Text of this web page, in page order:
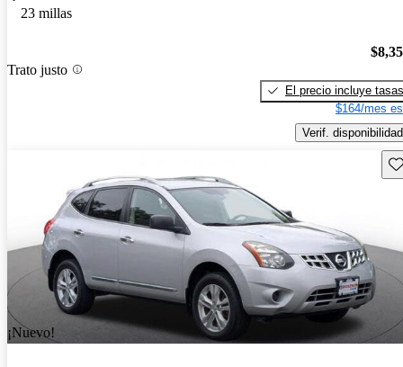
23 millas
Trato justo
El precio incluye tasas
$164/mes
Verif. disponibilidad
¡Nuevo!